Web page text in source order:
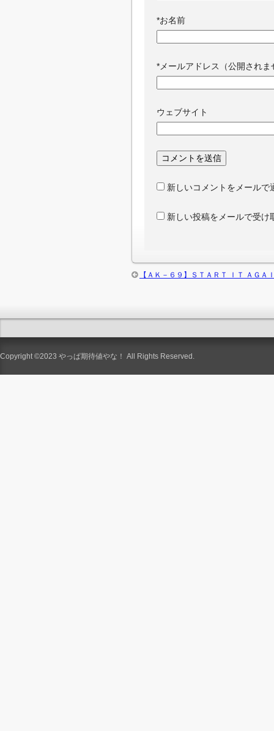
*お名前
* メールアドレス（公開されま
ウェブサイト
新しいコメントをメールで
新しい投稿をメールで受け
【ＡＫ－６９】ＳＴＡＲＴ ＩＴ ＡＧＡ
Copyright ©2023 やっぱ期待値やな！ All Rights Reserved.